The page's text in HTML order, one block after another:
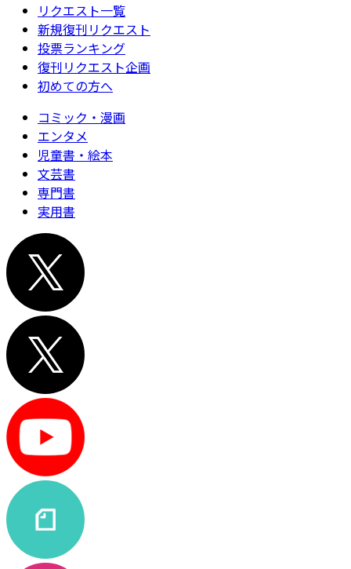
リクエスト一覧
新規復刊リクエスト
投票ランキング
復刊リクエスト企画
初めての方へ
コミック・漫画
エンタメ
児童書・絵本
文芸書
専門書
実用書